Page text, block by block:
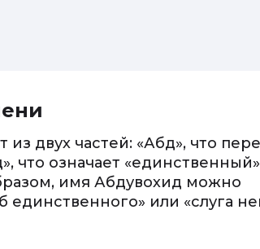
из двух частей: «Абд», что
что означает
имя Абдувохид можно
единственного» или «слуга